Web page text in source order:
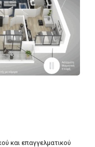
και επαγγελματικού